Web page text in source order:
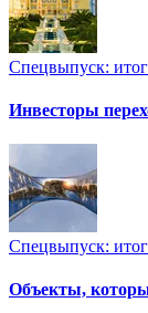
Спецвыпуск:
Инвесторы
Спецвыпуск:
Объекты,